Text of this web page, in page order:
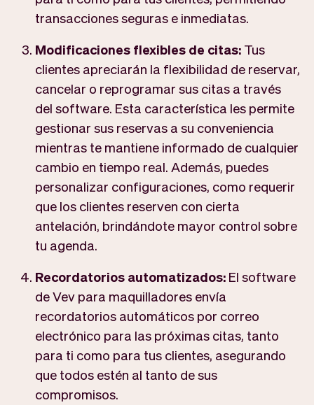
transacciones seguras e inmediatas.
Modificaciones flexibles de citas: Tus
clientes apreciarán la flexibilidad de reservar,
cancelar o reprogramar sus citas a través
del software. Esta característica les permite
gestionar sus reservas a su conveniencia
mientras te mantiene informado de cualquier
cambio en tiempo real. Además, puedes
personalizar configuraciones, como requerir
que los clientes reserven con cierta
antelación, brindándote mayor control sobre
tu agenda.
Recordatorios automatizados: El software
de Vev para maquilladores envía
recordatorios automáticos por correo
electrónico para las próximas citas, tanto
para ti como para tus clientes, asegurando
que todos estén al tanto de sus
compromisos.